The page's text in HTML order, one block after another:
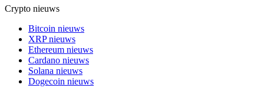
Crypto nieuws
Bitcoin nieuws
XRP nieuws
Ethereum nieuws
Cardano nieuws
Solana nieuws
Dogecoin nieuws